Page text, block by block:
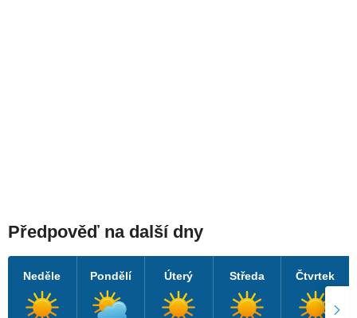
Předpověď na další dny
Neděle Pondělí Úterý Středa Čtvrtek